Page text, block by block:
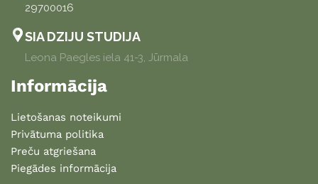
29700016
SIA DZIJU STUDIJA
Leona Paegles iela 41-3, Jūrmala
Informācija
Lietošanas noteikumi
Privātuma politika
Preču atgriešana
Piegādes informācija